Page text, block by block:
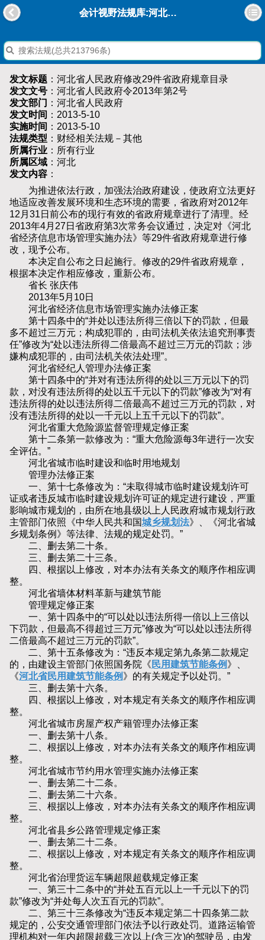
会计视野法规库:河北省人民政府修改29件省政府规章目录
发文标题 ：河北省人民政府修改29件省政府规章目录
发文文号 ：河北省人民政府令2013年第2号
发文部门 ：河北省人民政府
发文时间 ：2013-5-10
实施时间 ：2013-5-10
法规类型 ：财经相关法规－其他
所属行业 ：所有行业
所属区域 ：河北
发文内容 ：
为推进依法行政，加强法治政府建设，使政府立法更好
地适应改善发展环境和生态环境的需要，省政府对2012年
12月31日前公布的现行有效的省政府规章进行了清理。经
2013年4月27日省政府第3次常务会议通过，决定对《河北
省经济信息市场管理实施办法》等29件省政府规章进行修
改，现予公布。
本决定自公布之日起施行。修改的29件省政府规章，
根据本决定作相应修改，重新公布。
省长 张庆伟
2013年5月10日
河北省经济信息市场管理实施办法修正案
第十四条中的“并处以违法所得三倍以下的罚款，但最
多不超过三万元；构成犯罪的，由司法机关依法追究刑事责
任”修改为“处以违法所得二倍最高不超过三万元的罚款；涉
嫌构成犯罪的，由司法机关依法处理”。
河北省经纪人管理办法修正案
第十四条中的“并对有违法所得的处以三万元以下的罚
款，对没有违法所得的处以五千元以下的罚款”修改为“对有
违法所得的处以违法所得二倍最高不超过三万元的罚款，对
没有违法所得的处以一千元以上五千元以下的罚款”。
河北省重大危险源监督管理规定修正案
第十二条第一款修改为：“重大危险源每3年进行一次安
全评估。”
河北省城市临时建设和临时用地规划
管理办法修正案
一、第十七条修改为：“未取得城市临时建设规划许可
证或者违反城市临时建设规划许可证的规定进行建设，严重
影响城市规划的，由所在地县级以上人民政府城市规划行政
主管部门依照《中华人民共和国城乡规划法》、《河北省城
乡规划条例》等法律、法规的规定处罚。”
二、删去第二十条。
三、删去第二十三条。
四、根据以上修改，对本办法有关条文的顺序作相应调
整。
河北省墙体材料革新与建筑节能
管理规定修正案
一、第十四条中的“可以处以违法所得一倍以上三倍以
下罚款，但最高不得超过三万元”修改为“可以处以违法所得
二倍最高不超过三万元的罚款”。
二、第十五条修改为：“违反本规定第九条第二款规定
的，由建设主管部门依照国务院《 民用建筑节能条例 》、
《河北省民用建筑节能条例 》的有关规定予以处罚。”
三、删去第十六条。
四、根据以上修改，对本规定有关条文的顺序作相应调
整。
河北省城市房屋产权产籍管理办法修正案
一、删去第十八条。
二、根据以上修改，对本办法有关条文的顺序作相应调
整。
河北省城市节约用水管理实施办法修正案
一、删去第二十二条。
二、删去第二十六条。
三、根据以上修改，对本办法有关条文的顺序作相应调
整。
河北省县乡公路管理规定修正案
一、删去第二十二条。
二、根据以上修改，对本规定有关条文的顺序作相应调
整。
河北省治理货运车辆超限超载规定修正案
一、第三十二条中的“并处五百元以上一千元以下的罚
款”修改为“并处每人次五百元的罚款”。
二、第三十三条修改为“违反本规定第二十四条第二款
规定的，公安交通管理部门依法予以行政处罚。道路运输管
理机构对一年内超限超载三次以上(含三次)的驾驶员，由发